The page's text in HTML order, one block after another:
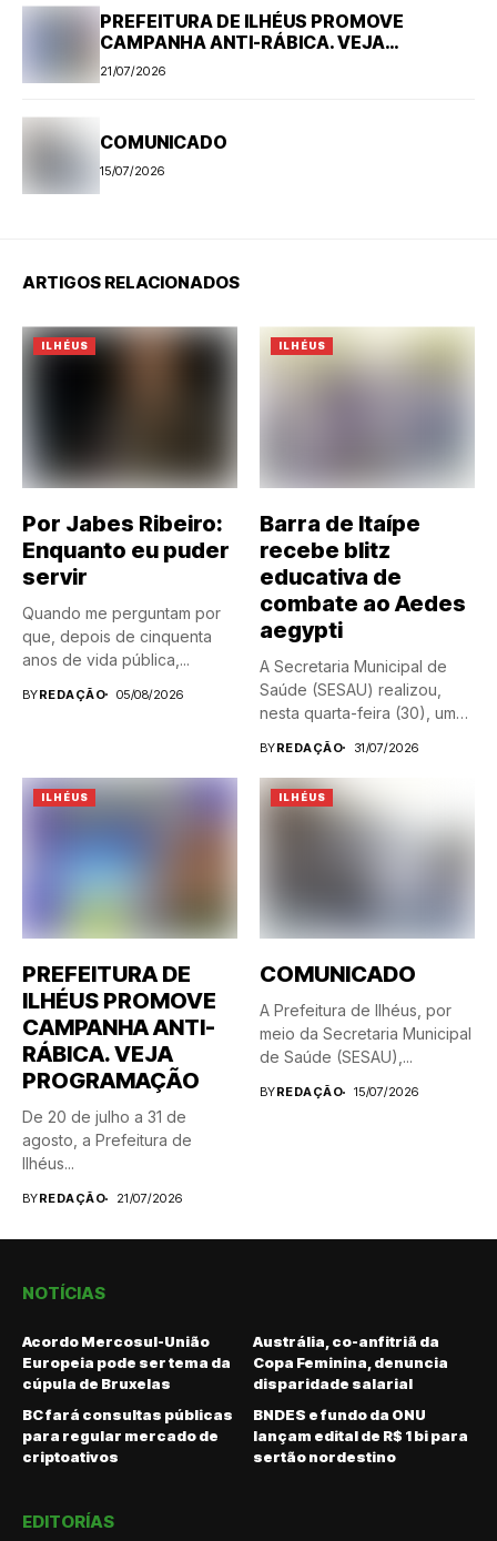
PREFEITURA DE ILHÉUS PROMOVE
CAMPANHA ANTI-RÁBICA. VEJA
PROGRAMAÇÃO
21/07/2026
COMUNICADO
15/07/2026
ARTIGOS RELACIONADOS
ILHÉUS
Por Jabes Ribeiro:
Enquanto eu puder
servir
Quando me perguntam por
que, depois de cinquenta
anos de vida pública,...
BYREDAÇÃO 05/08/2026
ILHÉUS
Barra de Itaípe
recebe blitz
educativa de
combate ao Aedes
aegypti
A Secretaria Municipal de
Saúde (SESAU) realizou,
nesta quarta-feira (30), uma
BYREDAÇÃO 31/07/2026
ILHÉUS
PREFEITURA DE
ILHÉUS PROMOVE
CAMPANHA ANTI-
RÁBICA. VEJA
PROGRAMAÇÃO
De 20 de julho a 31 de
agosto, a Prefeitura de
Ilhéus...
BYREDAÇÃO 21/07/2026
ILHÉUS
COMUNICADO
A Prefeitura de Ilhéus, por
meio da Secretaria Municipal
de Saúde (SESAU),...
BYREDAÇÃO 15/07/2026
NOTÍCIAS
Acordo Mercosul-União
Europeia pode ser tema da
cúpula de Bruxelas
Austrália, co-anfitriã da
Copa Feminina, denuncia
disparidade salarial
BC fará consultas públicas
para regular mercado de
criptoativos
BNDES e fundo da ONU
lançam edital de R$ 1 bi para
sertão nordestino
EDITORÍAS